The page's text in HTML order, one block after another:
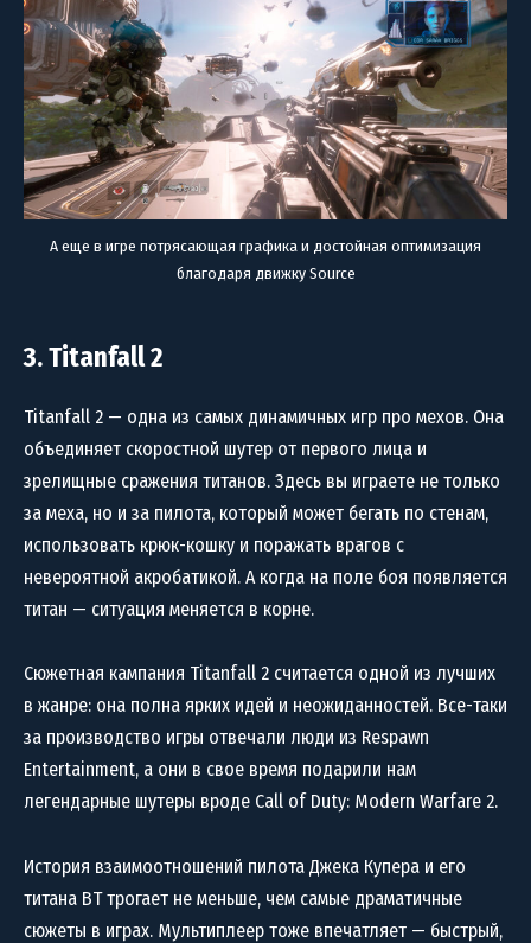
А еще в игре потрясающая графика и достойная оптимизация
благодаря движку Source
3. Titanfall 2
Titanfall 2 — одна из самых динамичных игр про мехов. Она
объединяет скоростной шутер от первого лица и
зрелищные сражения титанов. Здесь вы играете не только
за меха, но и за пилота, который может бегать по стенам,
использовать крюк-кошку и поражать врагов с
невероятной акробатикой. А когда на поле боя появляется
титан — ситуация меняется в корне.
Сюжетная кампания Titanfall 2 считается одной из лучших
в жанре: она полна ярких идей и неожиданностей. Все-таки
за производство игры отвечали люди из Respawn
Entertainment, а они в свое время подарили нам
легендарные шутеры вроде Call of Duty: Modern Warfare 2.
История взаимоотношений пилота Джека Купера и его
титана BT трогает не меньше, чем самые драматичные
сюжеты в играх. Мультиплеер тоже впечатляет — быстрый,